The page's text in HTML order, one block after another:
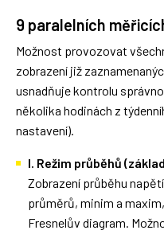
9 paralelních
Možnost provozovat
zobrazení již
usnadňuje kontrolu
několika hodinách z
nastavení).
I. Režim průběhů
Zobrazení průběhu
průměrů, minim a
Fresnelův diagram.